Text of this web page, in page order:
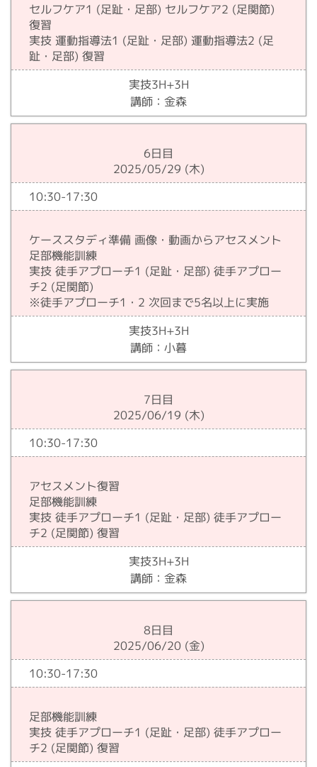
セルフケア1 (足趾・足部) セルフケア2 (足関節)
復習
実技 運動指導法1 (足趾・足部) 運動指導法2 (足
趾・足部) 復習
実技3H+3H
講師：金森
6日目
2025/05/29 (木)
10:30-17:30
ケーススタディ準備 画像・動画からアセスメント
足部機能訓練
実技 徒手アプローチ1 (足趾・足部) 徒手アプロー
チ2 (足関節)
※徒手アプローチ1・2 次回まで5名以上に実施
実技3H+3H
講師：小暮
7日目
2025/06/19 (木)
10:30-17:30
アセスメント復習
足部機能訓練
実技 徒手アプローチ1 (足趾・足部) 徒手アプロー
チ2 (足関節) 復習
実技3H+3H
講師：金森
8日目
2025/06/20 (金)
10:30-17:30
足部機能訓練
実技 徒手アプローチ1 (足趾・足部) 徒手アプロー
チ2 (足関節) 復習